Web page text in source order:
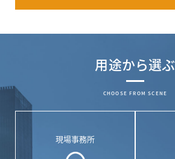
用途から選ぶ
CHOOSE FROM SCENE
現場事務所